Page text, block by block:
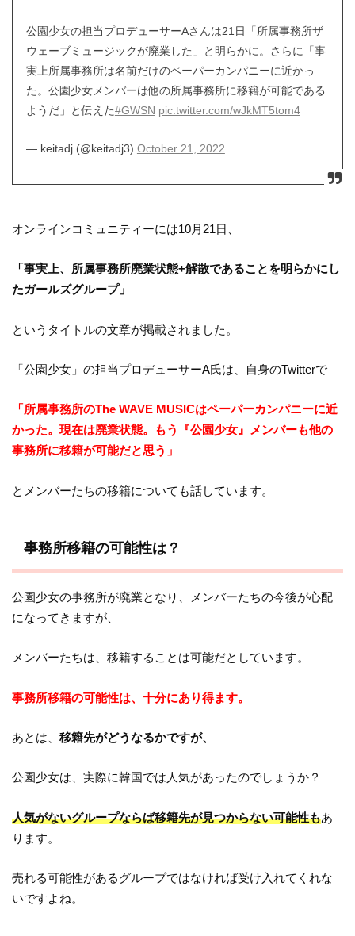
公園少女の担当プロデューサーAさんは21日「所属事務所ザ
ウェーブミュージックが廃業した」と明らかに。さらに「事
実上所属事務所は名前だけのペーパーカンパニーに近かっ
た。公園少女メンバーは他の所属事務所に移籍が可能である
ようだ」と伝えた#GWSN pic.twitter.com/wJkMT5tom4
— keitadj (@keitadj3) October 21, 2022
オンラインコミュニティーには10月21日、
「事実上、所属事務所廃業状態+解散であることを明らかにし
たガールズグループ」
というタイトルの文章が掲載されました。
「公園少女」の担当プロデューサーA氏は、自身のTwitterで
「所属事務所のThe WAVE MUSICはペーパーカンパニーに近
かった。現在は廃業状態。もう『公園少女』メンバーも他の
事務所に移籍が可能だと思う」
とメンバーたちの移籍についても話しています。
事務所移籍の可能性は？
公園少女の事務所が廃業となり、メンバーたちの今後が心配
になってきますが、
メンバーたちは、移籍することは可能だとしています。
事務所移籍の可能性は、十分にあり得ます。
あとは、移籍先がどうなるかですが、
公園少女は、実際に韓国では人気があったのでしょうか？
人気がないグループならば移籍先が見つからない可能性もあ
ります。
売れる可能性があるグループではなければ受け入れてくれな
いですよね。